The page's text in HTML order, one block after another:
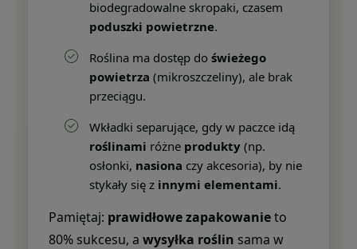
biodegradowalne skropaki, czasem
poduszki powietrzne.
Roślina ma dostęp do świeżego
powietrza (mikroszczeliny), ale brak
przeciągu.
Wkładki separujące, gdy w paczce idą
roślinami różne produkty (np.
osłonki, nasiona czy akcesoria), by nie
stykały się z innymi elementami.
Pamiętaj: prawidłowe zapakowanieto
80% sukcesu, a wysyłka roślin sama w